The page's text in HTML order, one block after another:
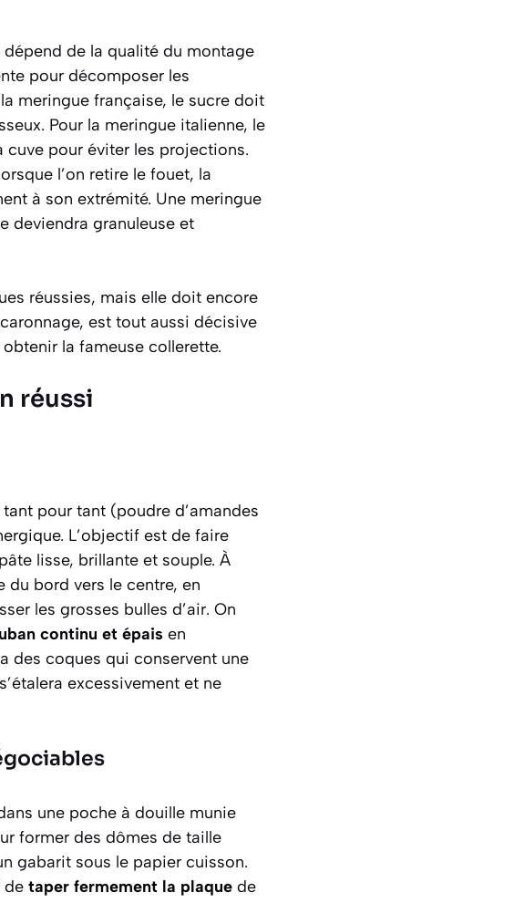
de la qualité du montage
pour décomposer les
meringue française, le sucre doit
Pour la meringue italienne, le
pour éviter les projections.
l’on retire le fouet, la
à son extrémité. Une meringue
deviendra granuleuse et
réussies, mais elle doit encore
est tout aussi décisive
la fameuse collerette.
réussi
pour tant (poudre d’amandes
L’objectif est de faire
lisse, brillante et souple. À
du bord vers le centre, en
les grosses bulles d’air. On
continu et épais en
des coques qui conservent une
excessivement et ne
une poche à douille munie
former des dômes de taille
gabarit sous le papier cuisson.
de taper fermement la plaque de